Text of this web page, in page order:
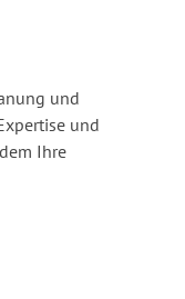
und
und
Ihre